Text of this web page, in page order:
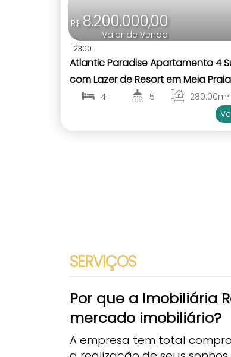
2300
R$8.200.000,00
Valor de Venda
Atlantic Paradise Apartamento 4
com Lazer de Resort em Meia Praia
Itapema
4 5 280.00m²
SERVIÇOS
Por que a Imobiliária
mercado imobiliário?
A empresa tem total